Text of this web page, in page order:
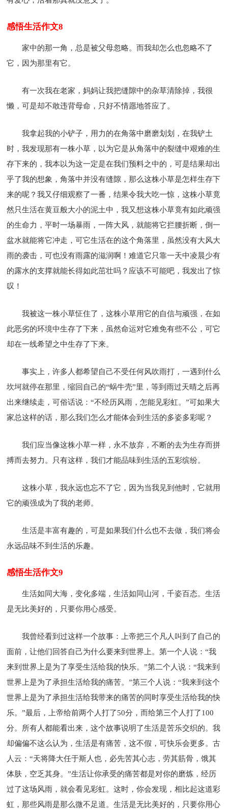
感悟生活作文8
家中的那一角，总是被父母忽略。而我却怎么也忽略不了
它，因为那里有它。
有一次我在老家，妈妈让我把缝隙中的杂草清除掉，我很
懒，可是却不敢违背母命，只好不情愿地答应了。
我拿起我的小铲子，用力的在角落中磨磨划划，在我铲土
时，我发现那有一株小草，以为它是从角落中的裂缝中艰难的生
存下来的，我本以为这一定是在我们预料之中的，可是结果却出
乎了我的想象，角落中并没有缝隙，那么这株小草是怎样生存下
来的呢？我又仔细观察了一番，结果令我大吃一惊，这株小草竟
然只生活在黄豆般大小的泥土中，我又想这株小草竟有如此顽强
的生命力，平时一场暴雨，一阵大风，就能将它拦腰折断，倒一
盆水就能将它冲走，可它生活在的这个角落里，虽然没有大风大
雨的袭击，可也没有雨露的滋润啊！难道它只靠一天中凌晨少有
的露水的支撑就能长得如此茁壮吗？应该不可能吧，我发出了惊
叹！
我被这一株小草怔住了，这株小草用它的自信与顽强，在如
此恶劣的环境中生存了下来，虽然命运对它难免有些不公，可它
却在一线希望之中生存了下来。
事实上，许多人都希望自己不受任何风吹雨打，一遇到什么
坎坷就停在那里，缩回自己的“蜗牛壳”里，等到雨过天晴之后再
出来继续走，可俗话说：“不经历风雨，怎能见彩虹。”可如果大
家总这样的话，那么我们怎么才能体会到生活的多姿多彩呢？
我们应当像这株小草一样，永不放弃，不断的去为生存而拼
搏而去努力。只有这样，我们才能品味到生活的五彩缤纷。
这株小草，我永远也忘不了它，因为当我见到他时，它就用
它的顽强成为了我的老师。
生活是丰富有趣的，可是如果我们什么也不去做，我们将会
永远品味不到生活的乐趣。
感悟生活作文9
生活如同大海，变化多端，生活如同山河，千姿百态。生活
是无比美好的，只要你用心感受。
我曾经看到过这样一个故事：上帝把三个凡人叫到了自己的
面前，让他们回答自己为什么要来到世界上。第一个人说：“我
来到世界上是为了享受生活给我的快乐。”第二个人说：“我来到
世界上是为了承担生活给我的痛苦。”第三个人说：“我来到这个
世界上是为了承担生活给我带来的痛苦的同时享受生活给我的快
乐。”最后，上帝给前两个人打了50分，而给第三个人打了100
分。所有人都能看出来，这个故事说明了生活是苦乐交织的。我
却偏偏不这么认为，生活是有痛苦，这不假，可快乐会更多。古
人云：“天将降大任于斯人也，必先苦其心志，劳其筋骨，饿其
体肤，空乏其身。”生活让你承受的痛苦都是对你的磨炼，经历
过了这场风雨，就会看见彩虹。这时，你会发现，相比起这道彩
虹，那些风雨是那么微不足道。生活是无比美好的，只要你用心